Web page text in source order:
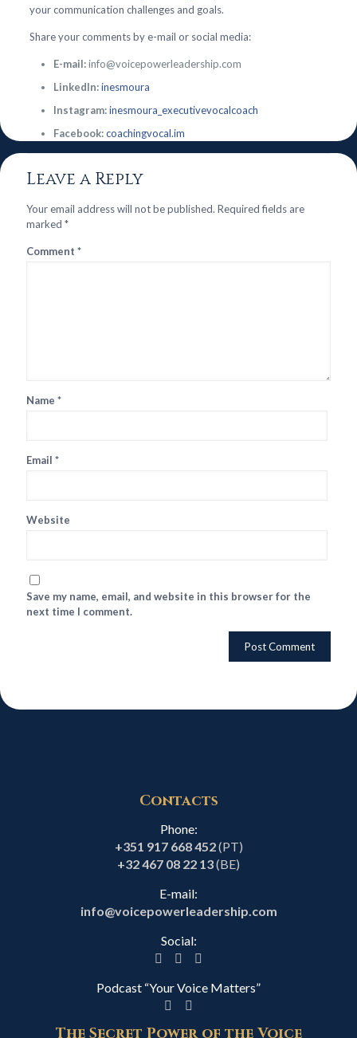
your communication challenges and goals.
Share your comments by e-mail or social media:
E-mail:info@voicepowerleadership.com
LinkedIn:inesmoura
Instagram:inesmoura_executivevocalcoach
Facebook:coachingvocal.im
Leave a Reply
Your email address will not be published. Required fields are
marked *
Comment *
Name *
Email *
Website
Save my name, email, and website in this browser for the
next time I comment.
Contacts
Phone:
+351 917 668 452(PT)
+32 467 08 22 13(BE)
E-mail:
info@voicepowerleadership.com
Social:
Podcast “Your Voice Matters”
The Secret Power of the Voice